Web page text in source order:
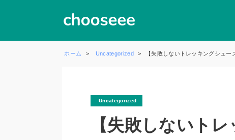
ホーム Uncategorized 【失敗しないトレッキングシュ
Uncategorized
【失敗しないト